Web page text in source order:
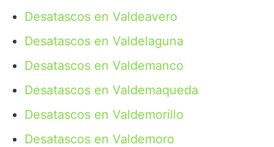
Desatascos en Valdeavero
Desatascos en Valdelaguna
Desatascos en Valdemanco
Desatascos en Valdemaqueda
Desatascos en Valdemorillo
Desatascos en Valdemoro